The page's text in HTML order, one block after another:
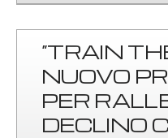
“TRAIN
NUOVO
PER
DECLINO